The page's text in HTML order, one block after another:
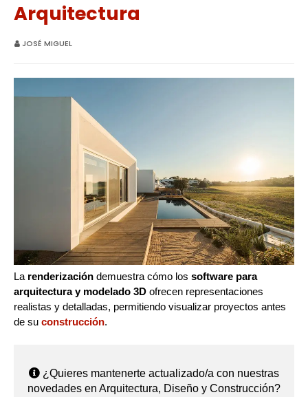
Arquitectura
JOSÉ MIGUEL
La renderización demuestra cómo los software para
arquitectura y modelado 3D ofrecen representaciones
realistas y detalladas, permitiendo visualizar proyectos antes
de su construcción.
¿Quieres mantenerte actualizado/a con nuestras
novedades en Arquitectura, Diseño y Construcción?